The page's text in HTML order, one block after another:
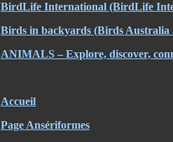
BirdLife International (BirdLife
Birds in backyards (Birds
ANIMALS – Explore, discover,
Accueil
Page Ansériformes